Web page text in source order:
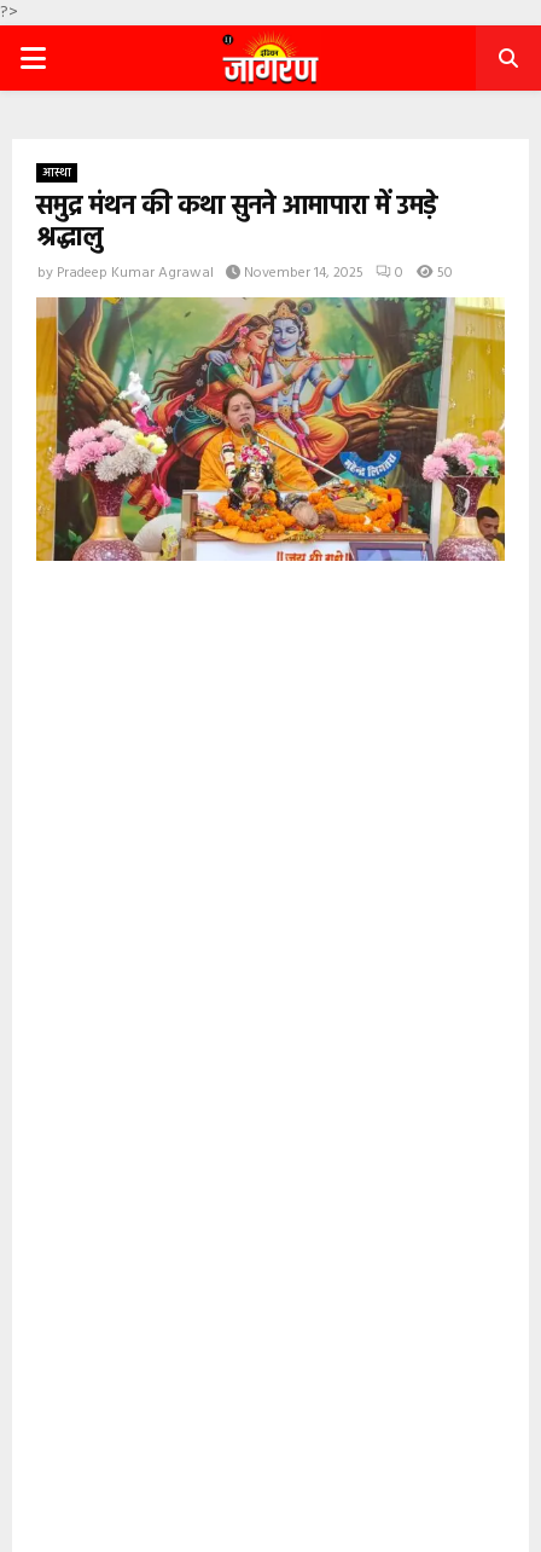
?>
PRIMARY
आस्था
समुद्र मंथन की कथा सुनने आमापारा में उमडे़
श्रद्धालु
by Pradeep Kumar Agrawal November 14, 2025 0 50